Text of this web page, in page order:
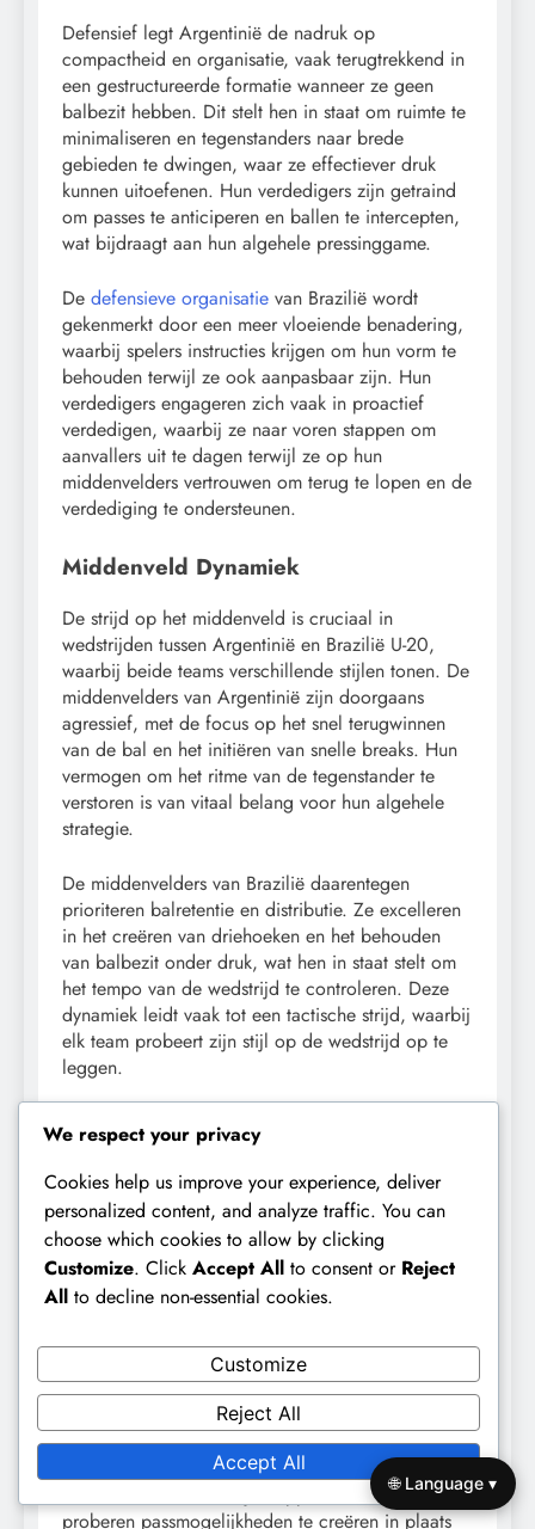
Defensief legt Argentinië de nadruk op
compactheid en organisatie, vaak terugtrekkend in
een gestructureerde formatie wanneer ze geen
balbezit hebben. Dit stelt hen in staat om ruimte te
minimaliseren en tegenstanders naar brede
gebieden te dwingen, waar ze effectiever druk
kunnen uitoefenen. Hun verdedigers zijn getraind
om passes te anticiperen en ballen te intercepten,
wat bijdraagt aan hun algehele pressinggame.
De defensieve organisatie van Brazilië wordt
gekenmerkt door een meer vloeiende benadering,
waarbij spelers instructies krijgen om hun vorm te
behouden terwijl ze ook aanpasbaar zijn. Hun
verdedigers engageren zich vaak in proactief
verdedigen, waarbij ze naar voren stappen om
aanvallers uit te dagen terwijl ze op hun
middenvelders vertrouwen om terug te lopen en de
verdediging te ondersteunen.
Middenveld Dynamiek
De strijd op het middenveld is cruciaal in
wedstrijden tussen Argentinië en Brazilië U-20,
waarbij beide teams verschillende stijlen tonen. De
middenvelders van Argentinië zijn doorgaans
agressief, met de focus op het snel terugwinnen
van de bal en het initiëren van snelle breaks. Hun
vermogen om het ritme van de tegenstander te
verstoren is van vitaal belang voor hun algehele
strategie.
De middenvelders van Brazilië daarentegen
prioriteren balretentie en distributie. Ze excelleren
in het creëren van driehoeken en het behouden
van balbezit onder druk, wat hen in staat stelt om
het tempo van de wedstrijd te controleren. Deze
dynamiek leidt vaak tot een tactische strijd, waarbij
elk team probeert zijn stijl op de wedstrijd op te
leggen.
Tactieken bij Standaard Situaties
Standaard situaties kunnen game-changers zijn in
wedstrijden tussen Argentinië U-20 en Brazilië U-
20. Argentinië maakt vaak gebruik van directe vrije
trappen en hoeken om te profiteren van hun
luchtkracht, met lange verdedigers en aanvallers
gepositioneerd om te strijden om kopballen. Hun
goed geoefend, gericht op het creëren van
verwarring in de defensieve opstelling van de
Brazilië daarentegen richt zich vaak op korte
hoeken en indirecte vrije trappen, waarbij ze
proberen passmogelijkheden te creëren in plaats
We respect your privacy
Cookies help us improve your experience, deliver
personalized content, and analyze traffic. You can
choose which cookies to allow by clicking
Customize. Click Accept All to consent or Reject
All to decline non-essential cookies.
Customize
Reject All
Accept All
🌐 Language ▾